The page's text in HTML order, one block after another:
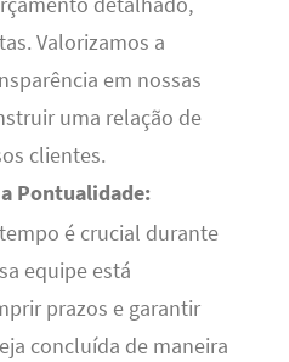
Valorizamos a
em nossas
uma relação de
clientes.
Pontualidade:
é crucial durante
equipe está
prazos e garantir
concluída de maneira